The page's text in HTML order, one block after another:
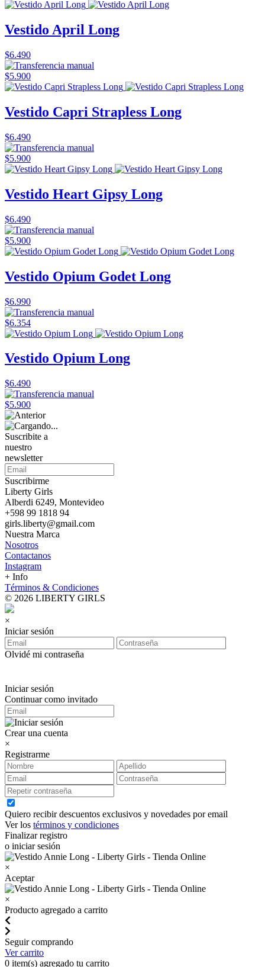
Vestido April Long
$6.490
$5.900
Vestido Capri Strapless Long
$6.490
$5.900
Vestido Heart Gipsy Long
$6.490
$5.900
Vestido Opium Godet Long
$6.990
$6.354
Vestido Opium Long
$6.490
$5.900
Suscribite a
nuestro
newsletter
Suscribirme
Liberty Girls
Alberdi 6249, Montevideo
+598 99 1818 94
girls.liberty@gmail.com
Nuestra Marca
Nosotros
Contactanos
Instagram
+ Info
Términos & Condiciones
© 2026 LIBERTY GIRLS
×
Iniciar sesión
Olvidé mi contraseña
Iniciar sesión
Continuar como invitado
Crear una cuenta
×
Registrarme
Quiero recibir descuentos exclusivos y novedades por email
Ver los términos y condiciones
Finalizar registro
o iniciar sesión
×
Aceptar
×
Producto agregado a carrito
Seguir comprando
Ver carrito
0 item(s) agregado tu carrito